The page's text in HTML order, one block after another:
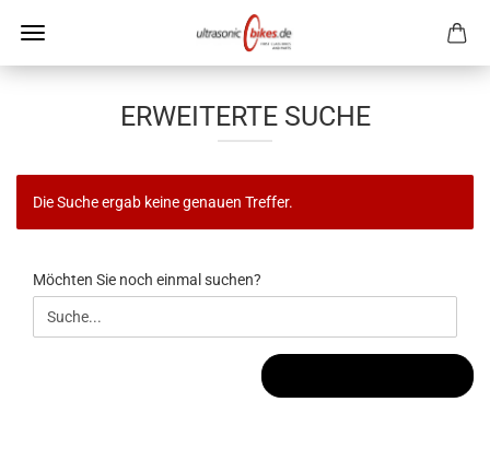
ERWEITERTE SUCHE
Die Suche ergab keine genauen Treffer.
MÖCHTEN
SIE
NOCH
Möchten Sie noch einmal suchen?